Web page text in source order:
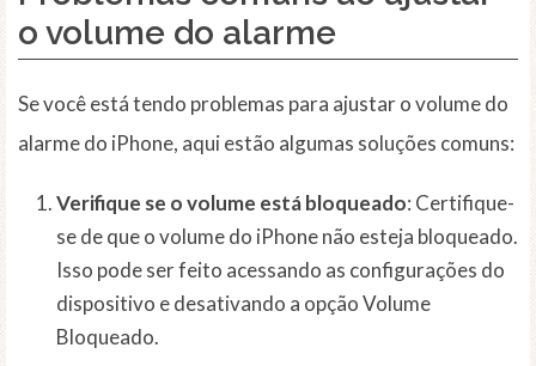
o volume do alarme
Se você está tendo problemas para ajustar o volume do
alarme do iPhone, aqui estão algumas soluções comuns:
Verifique se o volume está bloqueado: Certifique-
se de que o volume do iPhone não esteja bloqueado.
Isso pode ser feito acessando as configurações do
dispositivo e desativando a opção Volume
Bloqueado.